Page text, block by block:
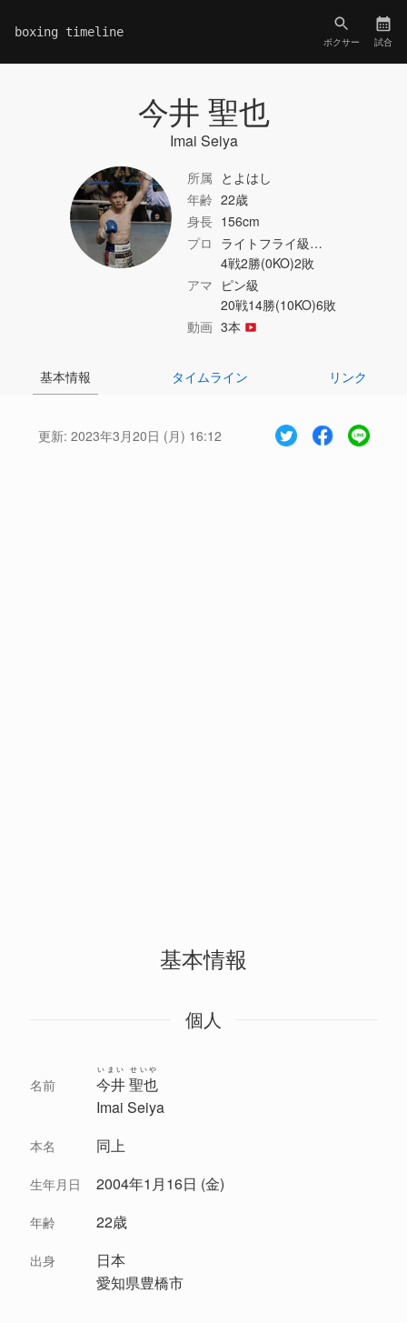
boxing timeline
ボクサー 試合
今井 聖也
Imai Seiya
所属 とよはし
年齢 22歳
身長 156cm
プロ ライトフライ級…
4戦2勝(0KO)2敗
アマ ピン級
20戦14勝(10KO)6敗
動画 3本
基本情報 タイムライン リンク
更新: 2023年3月20日 (月) 16:12
基本情報
個人
名前 今井 聖也
いまい せいや
Imai Seiya
本名 同上
生年月日 2004年1月16日 (金)
年齢 22歳
出身
日本
愛知県豊橋市